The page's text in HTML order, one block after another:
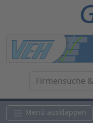
Menü ausklappen